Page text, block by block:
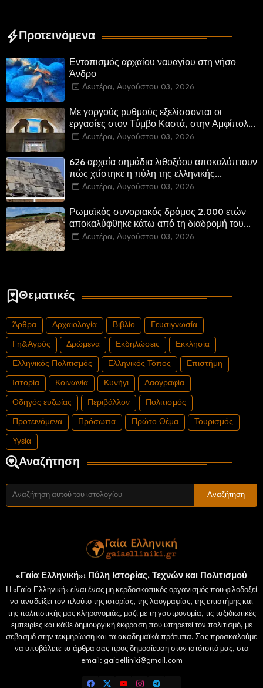
Προτεινόμενα
Εντοπισμός αρχαίου ναυαγίου στη νήσο
Άνδρο
Δευτέρα, Αυγούστου 03, 2026
Με γοργούς ρυθμούς εξελίσσονται οι
εργασίες στον Τύμβο Καστά, στην Αμφίπολη.
Αποδίδονται μνημεία της πόλης
Δευτέρα, Αυγούστου 03, 2026
626 αρχαία σημάδια λιθοξόου αποκαλύπτουν
πώς χτίστηκε η πύλη της ελληνικής
Πτολεμαΐδας στη Λιβύη
Δευτέρα, Αυγούστου 03, 2026
Ρωμαϊκός συνοριακός δρόμος 2.000 ετών
αποκαλύφθηκε κάτω από τη διαδρομή του
νέου αυτοκινητόδρομου Α8 της Γερμανίας
Δευτέρα, Αυγούστου 03, 2026
Θεματικές
Άρθρα Αρχαιολογία Βιβλίο Γευσιγνωσία
Γη&Αγρός Δρώμενα Εκδηλώσεις Εκκλησία
Ελληνικός Πολιτισμός Ελληνικός Τόπος Επιστήμη
Ιστορία Κοινωνία Κυνήγι Λαογραφία
Οδηγός ευζωίας Περιβάλλον Πολιτισμός
Προτεινόμενα Πρόσωπα Πρώτο Θέμα Τουρισμός
Υγεία
Αναζήτηση
«Γαία Ελληνική»: Πύλη Ιστορίας, Τεχνών και Πολιτισμού
Η «Γαία Ελληνική» είναι ένας μη κερδοσκοπικός οργανισμός που φιλοδοξεί
να αναδείξει τον πλούτο της ιστορίας, της λαογραφίας, της επιστήμης και
της πολιτιστικής μας κληρονομιάς, μαζί με τη γαστρονομία, τις ταξιδιωτικές
εμπειρίες και κάθε δημιουργική έκφραση που υπηρετεί τον πολιτισμό, με
σεβασμό στην τεκμηρίωση και τα ακαδημαϊκά πρότυπα. Σας προσκαλούμε
να υποβάλετε τα άρθρα σας προς δημοσίευση στον ιστότοπό μας, στο
email: gaiaelliniki@gmail.com